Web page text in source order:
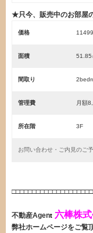
★只今、販売中のお部屋
価格
面積 51.85
間取り
管理費 月額
所在階 3F
お問い合わせ・ご内見のご
不動産Agent 六棒株
弊社ホームページをご覧